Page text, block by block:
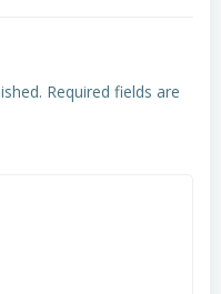
Required fields are